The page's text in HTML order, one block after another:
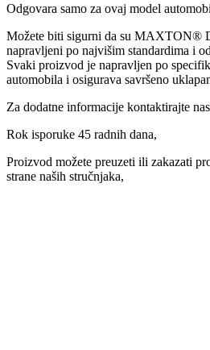
Odgovara samo za ovaj model
Možete biti sigurni da su MAXTON®
napravljeni po najvišim standardima i
Svaki proizvod je napravljen po
automobila i osigurava savršeno
Za dodatne informacije kontaktirajte
Rok isporuke 45 radnih dana,
Proizvod možete preuzeti ili zakazati
strane naših stručnjaka,